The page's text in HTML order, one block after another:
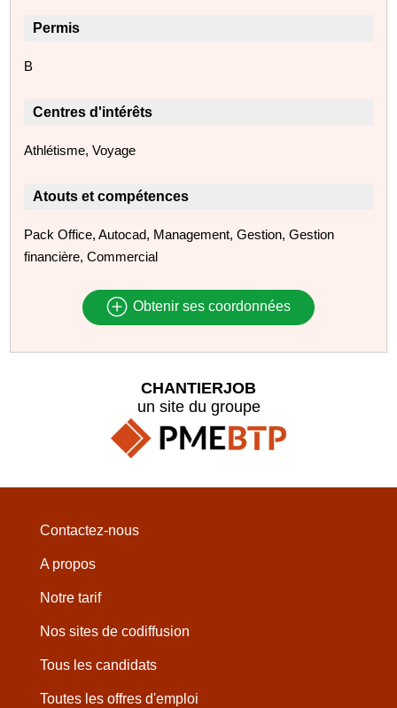
Permis
B
Centres d'intérêts
Athlétisme, Voyage
Atouts et compétences
Pack Office, Autocad, Management, Gestion, Gestion
financière, Commercial
Obtenir ses coordonnées
CHANTIERJOB
un site du groupe
Contactez-nous
A propos
Notre tarif
Nos sites de codiffusion
Tous les candidats
Toutes les offres d'emploi